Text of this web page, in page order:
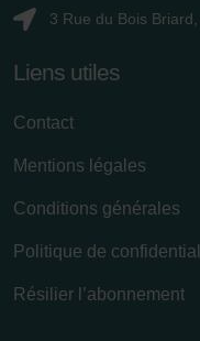
3 Rue du Bois
Liens utiles
Contact
Mentions légales
Conditions générales
Politique de
Résilier l’abonnement